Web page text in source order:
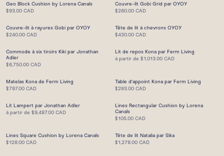
Geo Block Cushion by Lorena Canals
$93.00 CAD
Couvre-lit Gobi Grid par OYOY
$260.00 CAD
Couvre-lit à rayures Gobi par OYOY
$240.00 CAD
Tête de lit à chevrons OYOY
$430.00 CAD
Commode à six tiroirs Kiki par Jonathan
Adler
$6,750.00 CAD
Lit de repos Kona par Ferm Living
à partir de $1,013.00 CAD
Matelas Kona de Ferm Living
$797.00 CAD
Table d'appoint Kona par Ferm Living
$293.00 CAD
Lit Lampert par Jonathan Adler
à partir de $9,487.00 CAD
Lines Rectangular Cushion by Lorena
Canals
$105.00 CAD
Lines Square Cushion by Lorena Canals
$128.00 CAD
Tête de lit Natalia par Sika
$1,278.00 CAD